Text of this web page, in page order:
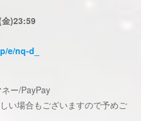
)23:59
e/nq-d_
ー/PayPay
い場合もございますので予めご